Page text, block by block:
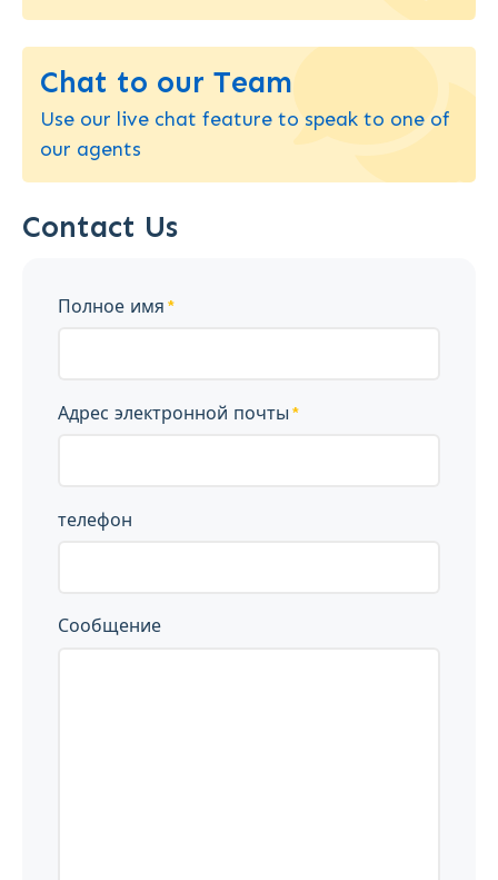
Chat to our Team
Use our live chat feature to speak to one of
our agents
Contact Us
Полное имя
Адрес электронной почты
телефон
Сообщение